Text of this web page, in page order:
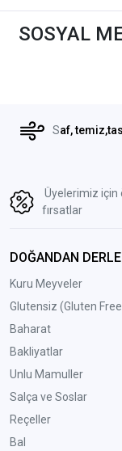
SOSYAL
Saf,
Üyelerimiz için
fırsatlar
DOĞANDAN
Kuru Meyveler
Glutensiz (Gluten
Baharat
Bakliyatlar
Unlu Mamuller
Salça ve Soslar
Reçeller
Bal